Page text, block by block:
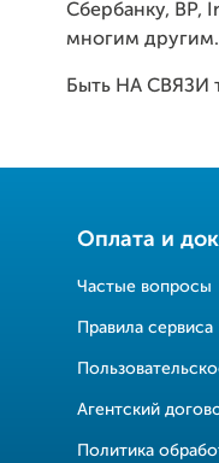
Сбербанку, BP,
многим другим.
Быть НА СВЯЗИ
Оплата и
Частые вопросы
Правила сервиса
Агентский
Политика